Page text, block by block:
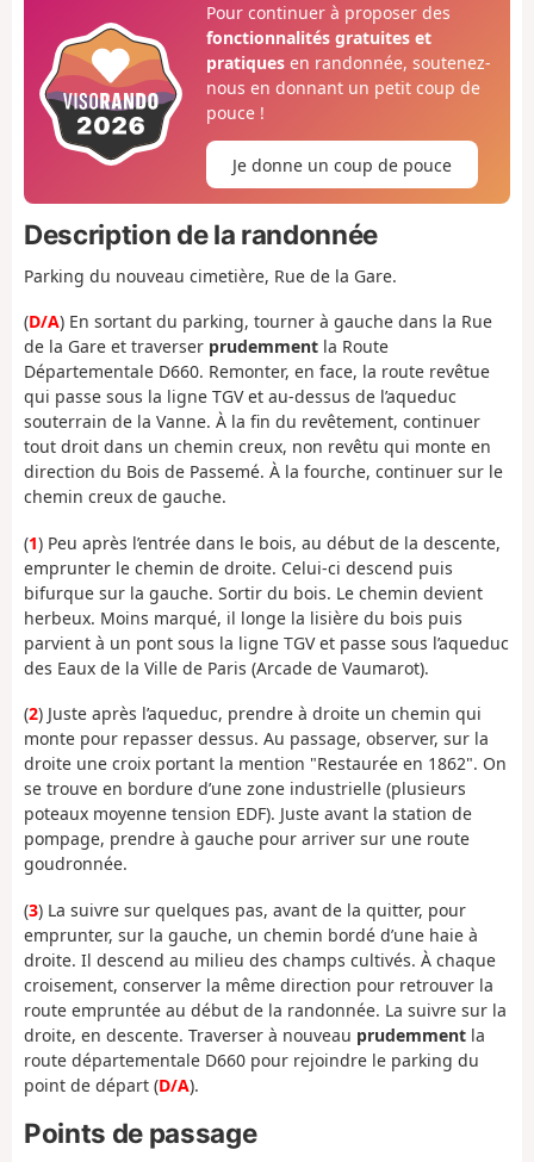
Pour continuer à proposer des
fonctionnalités gratuites et
pratiquesen randonnée, soutenez-
nous en donnant un petit coup de
pouce !
Je donne un coup de pouce
Description de la randonnée
Parking du nouveau cimetière, Rue de la Gare.
(D/A) En sortant du parking, tourner à gauche dans la Rue
de la Gare et traverser prudemment la Route
Départementale D660. Remonter, en face, la route revêtue
qui passe sous la ligne TGV et au-dessus de l’aqueduc
souterrain de la Vanne. À la fin du revêtement, continuer
tout droit dans un chemin creux, non revêtu qui monte en
direction du Bois de Passemé. À la fourche, continuer sur le
chemin creux de gauche.
(1) Peu après l’entrée dans le bois, au début de la descente,
emprunter le chemin de droite. Celui-ci descend puis
bifurque sur la gauche. Sortir du bois. Le chemin devient
herbeux. Moins marqué, il longe la lisière du bois puis
parvient à un pont sous la ligne TGV et passe sous l’aqueduc
des Eaux de la Ville de Paris (Arcade de Vaumarot).
(2) Juste après l’aqueduc, prendre à droite un chemin qui
monte pour repasser dessus. Au passage, observer, sur la
droite une croix portant la mention "Restaurée en 1862". On
se trouve en bordure d’une zone industrielle (plusieurs
poteaux moyenne tension EDF). Juste avant la station de
pompage, prendre à gauche pour arriver sur une route
goudronnée.
(3) La suivre sur quelques pas, avant de la quitter, pour
emprunter, sur la gauche, un chemin bordé d’une haie à
droite. Il descend au milieu des champs cultivés. À chaque
croisement, conserver la même direction pour retrouver la
route empruntée au début de la randonnée. La suivre sur la
droite, en descente. Traverser à nouveau prudemment la
route départementale D660 pour rejoindre le parking du
point de départ (D/A).
Points de passage